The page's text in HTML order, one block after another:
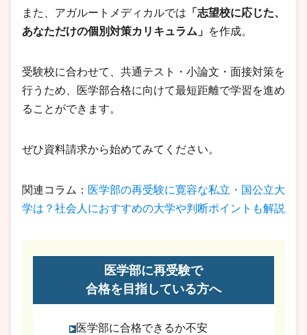
また、アガルートメディカルでは 「志望校に応じた、
あなただけの個別対策カリキュラム」 を作成。
受験校に合わせて、共通テスト・小論文・面接対策を
行うため、医学部合格に向けて最短距離で学習を進め
ることができます。
ぜひ資料請求から始めてみてください。
関連コラム： 医学部の再受験に寛容な私立・国公立大
学は？社会人におすすめの大学や判断ポイントも解説
医学部に再受験で
合格を目指している方へ
医学部に合格できるか不安